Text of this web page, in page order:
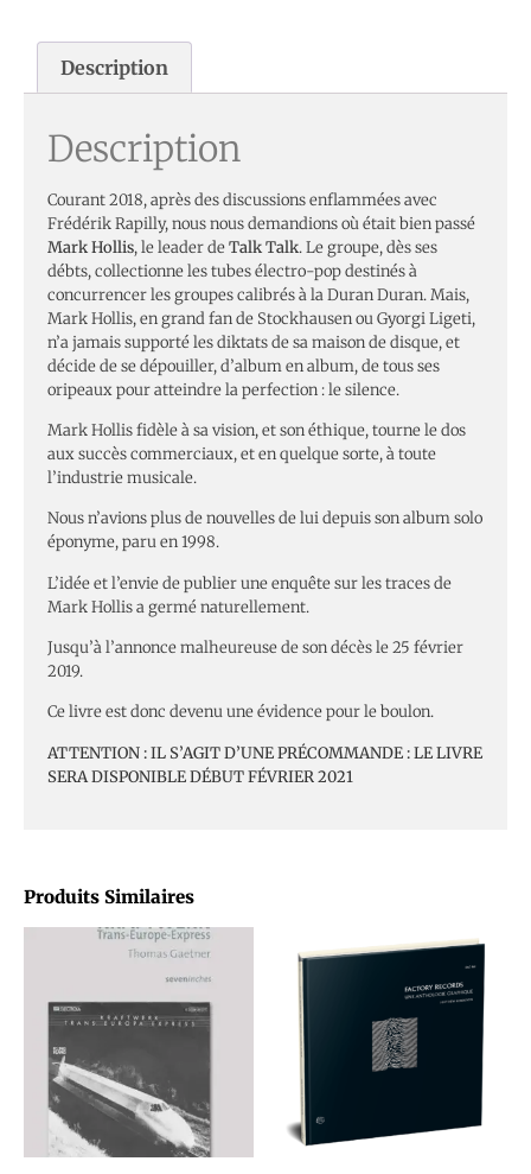
Produits Similaires
Description
Description
Courant 2018, après des discussions enflammées avec
Frédérik Rapilly, nous nous demandions où était bien passé
Mark Hollis, le leader deTalk Talk. Le groupe, dès ses
débts, collectionne les tubes électro-pop destinés à
concurrencer les groupes calibrés à la Duran Duran. Mais,
Mark Hollis, en grand fan de Stockhausen ou Gyorgi Ligeti,
n’a jamais supporté les diktats de sa maison de disque, et
décide de se dépouiller, d’album en album, de tous ses
oripeaux pour atteindre la perfection : le silence.
Mark Hollis fidèle à sa vision, et son éthique, tourne le dos
aux succès commerciaux, et en quelque sorte, à toute
l’industrie musicale.
Nous n’avions plus de nouvelles de lui depuis son album solo
éponyme, paru en 1998.
L’idée et l’envie de publier une enquête sur les traces de
Mark Hollis a germé naturellement.
Jusqu’à l’annonce malheureuse de son décès le 25 février
2019.
Ce livre est donc devenu une évidence pour le boulon.
ATTENTION : IL S’AGIT D’UNE PRÉCOMMANDE : LE LIVRE
SERA DISPONIBLE DÉBUT FÉVRIER 2021